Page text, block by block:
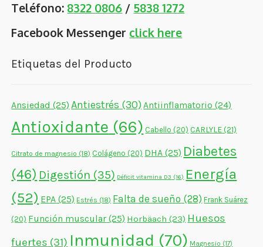
Teléfono: 8322 0806 / 5838 1272
Facebook Messenger click here
Etiquetas del Producto
Ansiedad (25) Antiestrés (30)Antiinflamatorio (24)
Antioxidante (66) Cabello (20) CARLYLE(21)
Citrato de magnesio (18) Colágeno (20) DHA (25) Diabetes
(46) Digestión (35) Déficit vitamina D3 (16) Energía
(52) EPA (25) Estrés (18) Falta de sueño (28) Frank Suárez
(20) Función muscular (25) Horbäach (23) Huesos
fuertes (31) Inmunidad (70) Magnesio (17)